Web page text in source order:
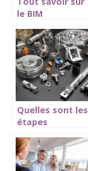
le BIM
Quelles sont les
étapes